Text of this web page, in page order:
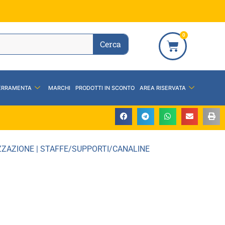
Cerca
0
MARCHI PRODOTTI IN SCONTO AREA RISERVATA
| STAFFE/SUPPORTI/CANALINE